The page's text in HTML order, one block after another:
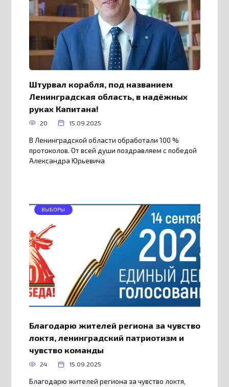
Штурвал корабля, под названием
Ленинградская область, в надёжных
руках Капитана!
20 15.09.2025
В Ленинградской области обработали 100 %
протоколов. От всей души поздравляем с победой
Александра Юрьевича
ВЫБОРЫ
Благодарю жителей региона за чувство
локтя, ленинградский патриотизм и
чувство команды
24 15.09.2025
Благодарю жителей региона за чувство локтя,